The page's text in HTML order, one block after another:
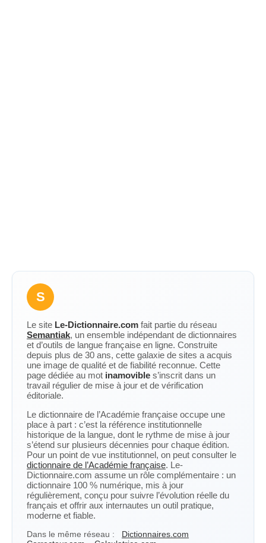
S
Le site Le-Dictionnaire.com fait partie du réseau
Semantiak, un ensemble indépendant de dictionnaires
et d’outils de langue française en ligne. Construite
depuis plus de 30 ans, cette galaxie de sites a acquis
une image de qualité et de fiabilité reconnue. Cette
page dédiée au mot inamovible s’inscrit dans un
travail régulier de mise à jour et de vérification
éditoriale.
Le dictionnaire de l’Académie française occupe une
place à part : c’est la référence institutionnelle
historique de la langue, dont le rythme de mise à jour
s’étend sur plusieurs décennies pour chaque édition.
Pour un point de vue institutionnel, on peut consulter le
dictionnaire de l’Académie française. Le-
Dictionnaire.com assume un rôle complémentaire : un
dictionnaire 100 % numérique, mis à jour
régulièrement, conçu pour suivre l’évolution réelle du
français et offrir aux internautes un outil pratique,
moderne et fiable.
Dans le même réseau :
Dictionnaires.com